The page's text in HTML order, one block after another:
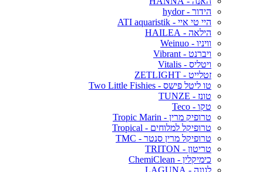
הידור - hydor
היי טי איי - ATI aquaristik
הילאה - HAILEA
וויניו - Weinuo
ויברנט - Vibrant
ויטליס - Vitalis
זטלייט - ZETLIGHT
טו ליטל פישס - Two Little Fishies
טונז - TUNZE
טקו - Teco
טרופיק מרין - Tropic Marin
טרופיקל למלוחים - Tropical
טרופיקל מרין סנטר - TMC
טריטון - TRITON
כימיקלין - ChemiClean
לגונה - LAGUNA